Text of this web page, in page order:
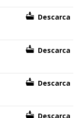
Descarca
Descarca
Descarca
Descarca